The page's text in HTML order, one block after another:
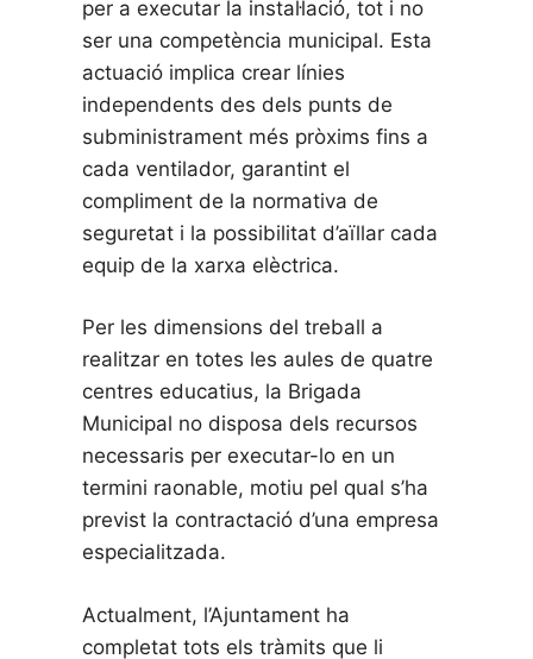
per a executar la instal·lació, tot i no
ser una competència municipal. Esta
actuació implica crear línies
independents des dels punts de
subministrament més pròxims fins a
cada ventilador, garantint el
compliment de la normativa de
seguretat i la possibilitat d’aïllar cada
equip de la xarxa elèctrica.
Per les dimensions del treball a
realitzar en totes les aules de quatre
centres educatius, la Brigada
Municipal no disposa dels recursos
necessaris per executar-lo en un
termini raonable, motiu pel qual s’ha
previst la contractació d’una empresa
especialitzada.
Actualment, l’Ajuntament ha
completat tots els tràmits que li